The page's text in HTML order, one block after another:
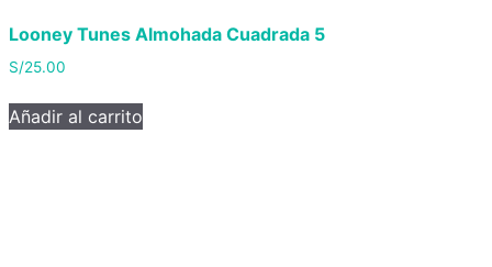
Looney Tunes Almohada Cuadrada 5
S/25.00
Añadir al carrito